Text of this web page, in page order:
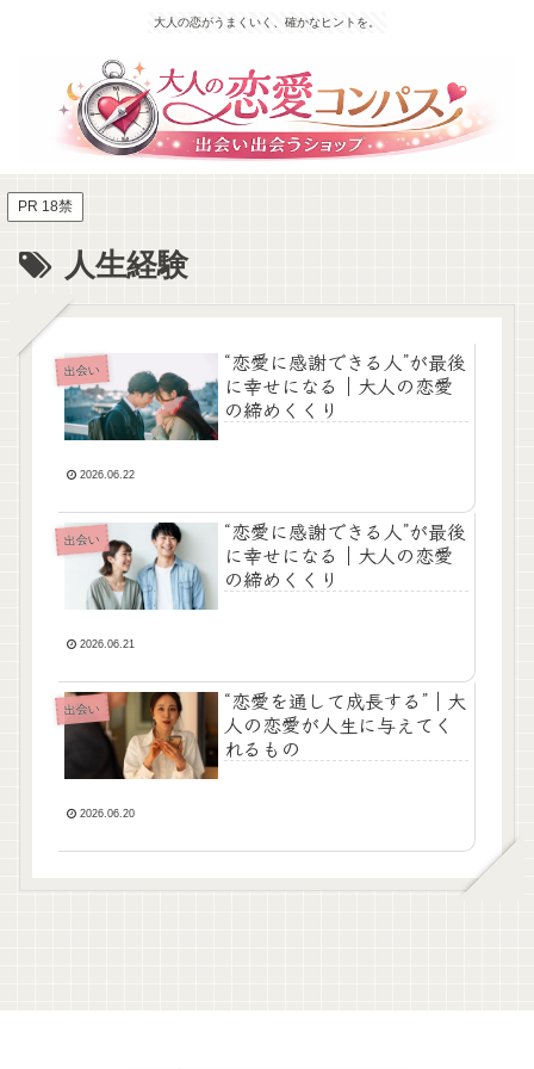
大人の恋がうまくいく、確かなヒントを。
PR 18禁
人生経験
出会い
“恋愛に感謝できる人”が最後
に幸せになる｜大人の恋愛
の締めくくり
2026.06.22
出会い
“恋愛に感謝できる人”が最後
に幸せになる｜大人の恋愛
の締めくくり
2026.06.21
出会い
“恋愛を通して成長する”｜大
人の恋愛が人生に与えてく
れるもの
2026.06.20